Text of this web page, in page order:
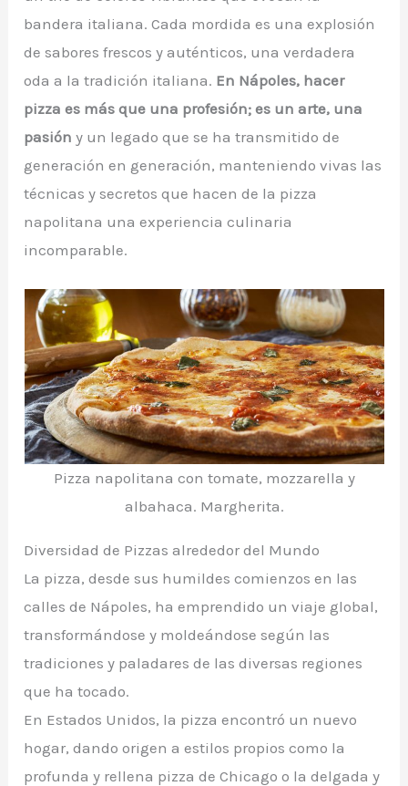
bandera italiana. Cada mordida es una explosión
de sabores frescos y auténticos, una verdadera
oda a la tradición italiana. En Nápoles, hacer
pizza es más que una profesión; es un arte, una
pasión y un legado que se ha transmitido de
generación en generación, manteniendo vivas las
técnicas y secretos que hacen de la pizza
napolitana una experiencia culinaria
incomparable.
Pizza napolitana con tomate, mozzarella y
albahaca. Margherita.
Diversidad de Pizzas alrededor del Mundo
La pizza, desde sus humildes comienzos en las
calles de Nápoles, ha emprendido un viaje global,
transformándose y moldeándose según las
tradiciones y paladares de las diversas regiones
que ha tocado.
En Estados Unidos, la pizza encontró un nuevo
hogar, dando origen a estilos propios como la
profunda y rellena pizza de Chicago o la delgada y